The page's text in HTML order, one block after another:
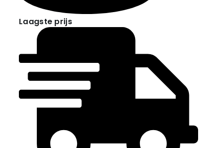
Laagste prijs